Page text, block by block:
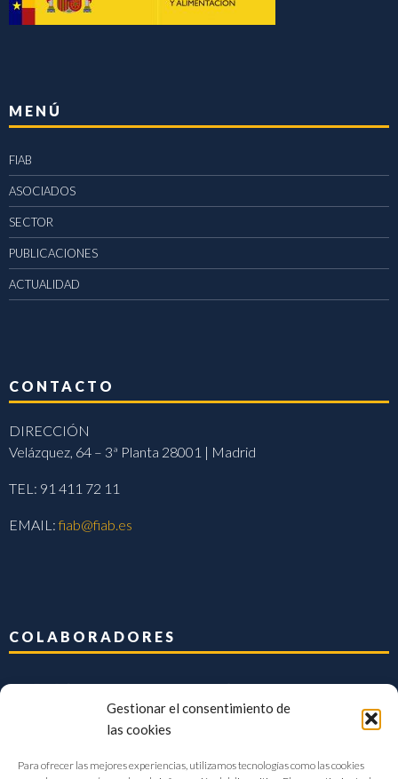
Gestionar el consentimiento de
las cookies
Para ofrecer las mejores experiencias, utilizamos tecnologías como las cookies
MENÚ
FIAB
ASOCIADOS
SECTOR
PUBLICACIONES
ACTUALIDAD
CONTACTO
DIRECCIÓN
Velázquez, 64 – 3ª Planta 28001 | Madrid
TEL: 91 411 72 11
EMAIL:fiab@fiab.es
COLABORADORES